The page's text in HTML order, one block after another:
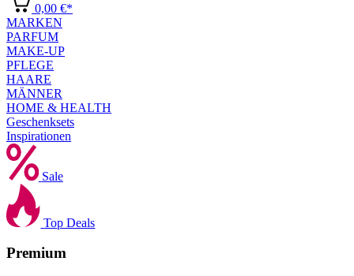
0,00 €*
MARKEN
PARFUM
MAKE-UP
PFLEGE
HAARE
MÄNNER
HOME & HEALTH
Geschenksets
Inspirationen
Sale
Top Deals
Premium